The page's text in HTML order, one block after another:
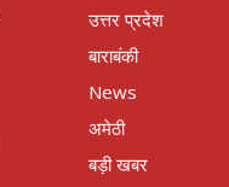
उत्तर प्रदेश
बाराबंकी
News
अमेठी
बड़ी खबर